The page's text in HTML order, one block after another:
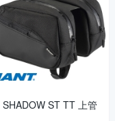
ST TT 上管